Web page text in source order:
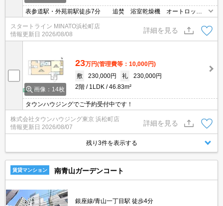
表参道駅・外苑前駅徒歩7分 追焚 浴室乾燥機 オートロッ
ク 宅配ボックス
スタートライン MINATO浜松町店
情報更新日 2026/08/08
詳細を見る
画像：14枚
23万円(管理費等：10,000円)
敷
230,000円 礼
230,000円
2階
1LDK 46.83m²
タウンハウジングでご予約受付中です！
株式会社タウンハウジング東京 浜松町店
情報更新日 2026/08/07
詳細を見る
残り3件を表示する
賃貸マンション 南青山ガーデンコート
銀座線/青山一丁目駅 徒歩4分